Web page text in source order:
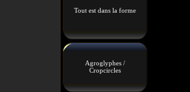
Tout est dans la forme
Agroglyphes /
Cropcircles